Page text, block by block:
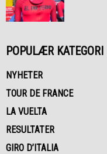
POPULÆR KATEGORI
NYHETER
TOUR DE FRANCE
LA VUELTA
RESULTATER
GIRO D’ITALIA